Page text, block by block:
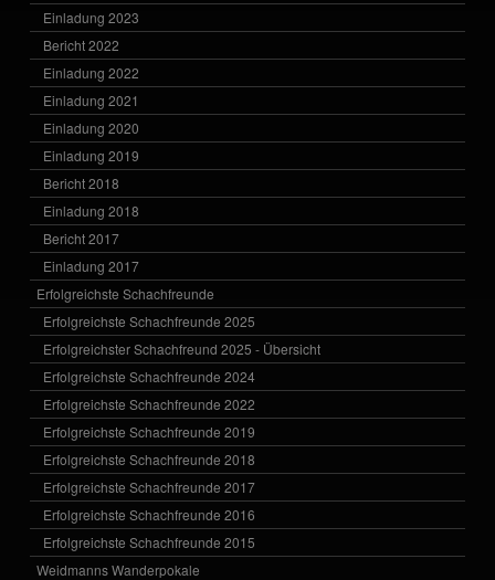
Einladung 2023
Bericht 2022
Einladung 2022
Einladung 2021
Einladung 2020
Einladung 2019
Bericht 2018
Einladung 2018
Bericht 2017
Einladung 2017
Erfolgreichste Schachfreunde
Erfolgreichste Schachfreunde 2025
Erfolgreichster Schachfreund 2025 - Übersicht
Erfolgreichste Schachfreunde 2024
Erfolgreichste Schachfreunde 2022
Erfolgreichste Schachfreunde 2019
Erfolgreichste Schachfreunde 2018
Erfolgreichste Schachfreunde 2017
Erfolgreichste Schachfreunde 2016
Erfolgreichste Schachfreunde 2015
Weidmanns Wanderpokale